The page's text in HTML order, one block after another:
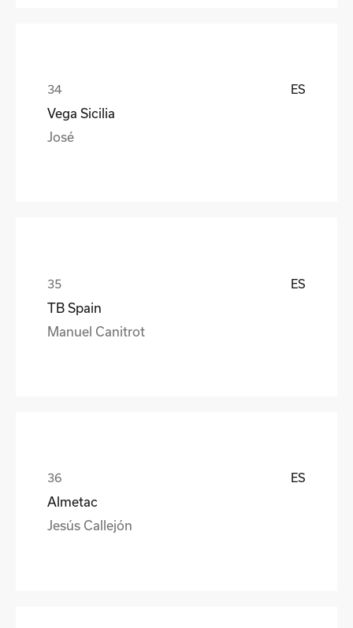
ES
Vega Sicilia
José
ES
TB Spain
Manuel Canitrot
ES
Almetac
Jesús Callejón